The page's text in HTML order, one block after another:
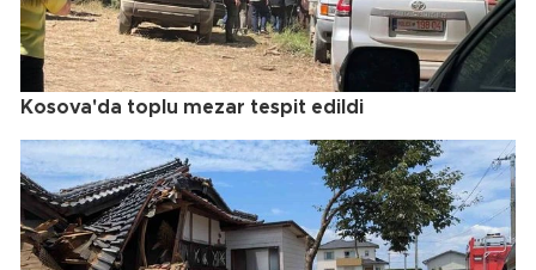
Kosova'da toplu mezar tespit edildi